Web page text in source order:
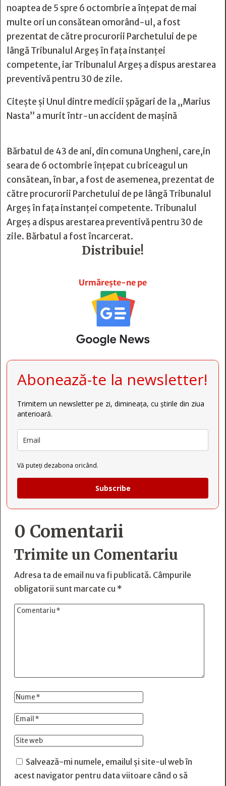
noaptea de 5 spre 6 octombrie a înțepat de mai
multe ori un consătean omorând-ul, a fost
prezentat de către procurorii Parchetului de pe
lângă Tribunalul Argeș în fața instanței
competente, iar Tribunalul Argeș a dispus arestarea
preventivă pentru 30 de zile.
Citește și Unul dintre medicii șpăgari de la „Marius
Nasta” a murit într-un accident de mașină
Bărbatul de 43 de ani, din comuna Ungheni, care,in
seara de 6 octombrie înțepat cu briceagul un
consătean, în bar, a fost de asemenea, prezentat de
către procurorii Parchetului de pe lângă Tribunalul
Argeș în fața instanței competente. Tribunalul
Argeș a dispus arestarea preventivă pentru 30 de
zile. Bărbatul a fost încarcerat.
Distribuie!
Urmărește-ne pe
Abonează-te la newsletter!
Trimitem un newsletter pe zi, dimineața, cu știrile din ziua
anterioară.
Vă puteți dezabona oricând.
Subscribe
0 Comentarii
Trimite un Comentariu
Adresa ta de email nu va fi publicată. Câmpurile
obligatorii sunt marcate cu *
Salvează-mi numele, emailul și site-ul web în
acest navigator pentru data viitoare când o să